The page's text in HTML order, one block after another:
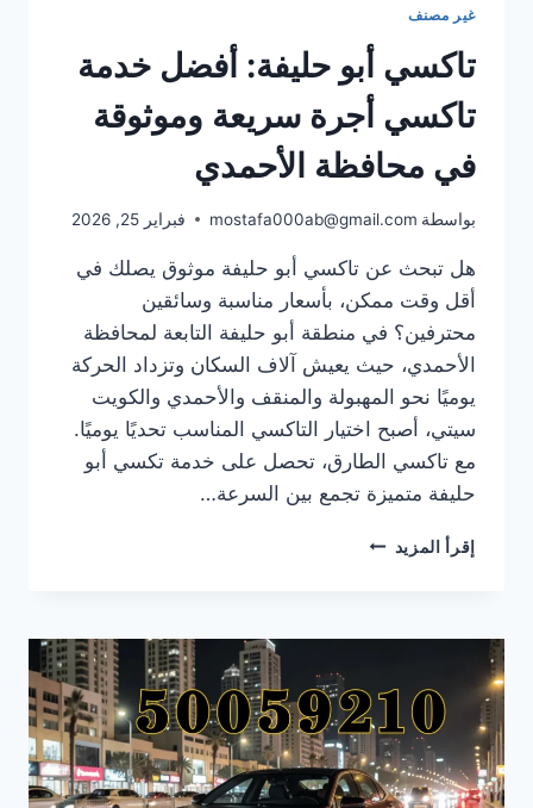
غير مصنف
تاكسي أبو حليفة: أفضل خدمة
تاكسي أجرة سريعة وموثوقة
في محافظة الأحمدي
بواسطة mostafa000ab@gmail.com فبراير 25, 2026
هل تبحث عن تاكسي أبو حليفة موثوق يصلك في
أقل وقت ممكن، بأسعار مناسبة وسائقين
محترفين؟ في منطقة أبو حليفة التابعة لمحافظة
الأحمدي، حيث يعيش آلاف السكان وتزداد الحركة
يوميًا نحو المهبولة والمنقف والأحمدي والكويت
سيتي، أصبح اختيار التاكسي المناسب تحديًا يوميًا.
مع تاكسي الطارق، تحصل على خدمة تكسي أبو
حليفة متميزة تجمع بين السرعة…
إقرأ المزيد تاكسي
خدمة
أجرة
سريعة
وموثوقة
في
محافظة